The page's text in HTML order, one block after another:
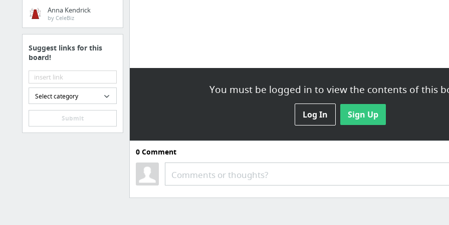
Anna Kendrick
by CeleBiz
Suggest links for this
board!
Select category
Submit
You must be logged in to view the contents of this
Log In Sign Up
0Comment
Comments or thoughts?